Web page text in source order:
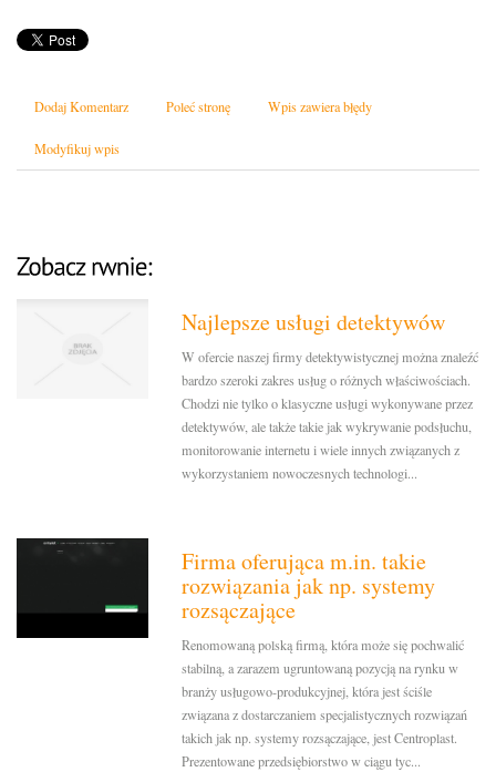
Dodaj Komentarz Poleć stronę Wpis zawiera błędy
Modyfikuj wpis
Najlepsze usługi detektywów
W ofercie naszej firmy detektywistycznej można znaleźć
bardzo szeroki zakres usług o różnych właściwościach.
Chodzi nie tylko o klasyczne usługi wykonywane przez
detektywów, ale także takie jak wykrywanie podsłuchu,
monitorowanie internetu i wiele innych związanych z
wykorzystaniem nowoczesnych technologi...
Firma oferująca m.in. takie
rozwiązania jak np. systemy
rozsączające
Renomowaną polską firmą, która może się pochwalić
stabilną, a zarazem ugruntowaną pozycją na rynku w
branży usługowo-produkcyjnej, która jest ściśle
związana z dostarczaniem specjalistycznych rozwiązań
takich jak np. systemy rozsączające, jest Centroplast.
Prezentowane przedsiębiorstwo w ciągu tyc...